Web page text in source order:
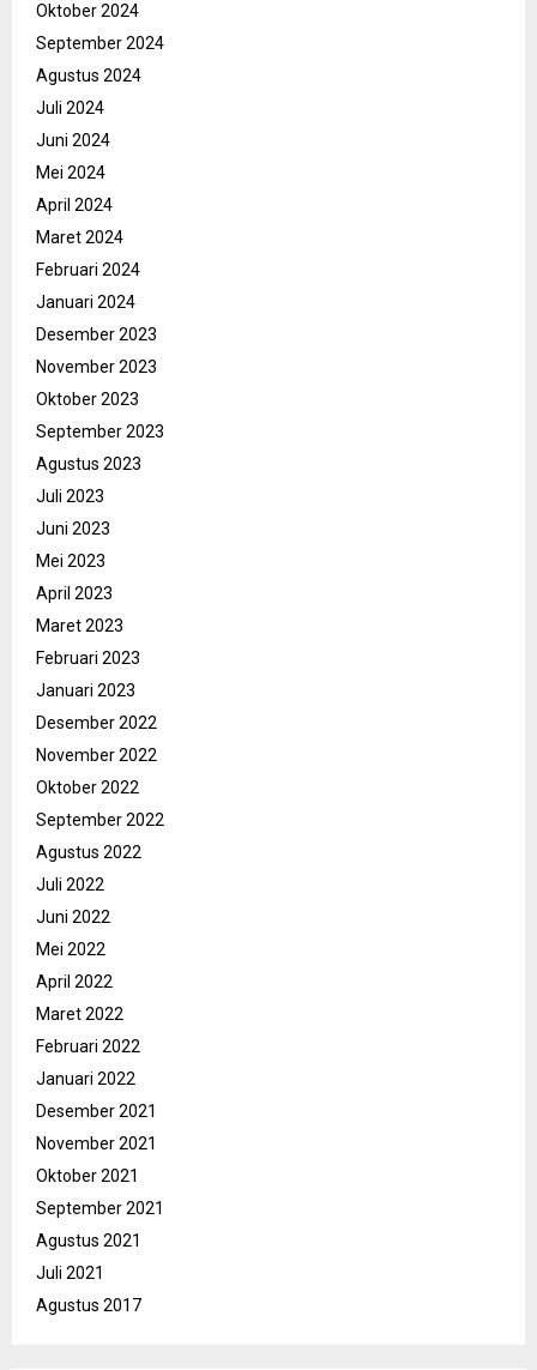
Oktober 2024
September 2024
Agustus 2024
Juli 2024
Juni 2024
Mei 2024
April 2024
Maret 2024
Februari 2024
Januari 2024
Desember 2023
November 2023
Oktober 2023
September 2023
Agustus 2023
Juli 2023
Juni 2023
Mei 2023
April 2023
Maret 2023
Februari 2023
Januari 2023
Desember 2022
November 2022
Oktober 2022
September 2022
Agustus 2022
Juli 2022
Juni 2022
Mei 2022
April 2022
Maret 2022
Februari 2022
Januari 2022
Desember 2021
November 2021
Oktober 2021
September 2021
Agustus 2021
Juli 2021
Agustus 2017